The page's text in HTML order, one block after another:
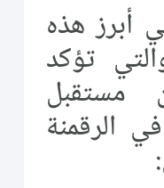
أبرز هذه
تؤكد
مستقبل
الرقمنة